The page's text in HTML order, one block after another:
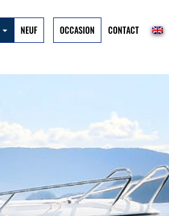
NEUF OCCASION CONTACT